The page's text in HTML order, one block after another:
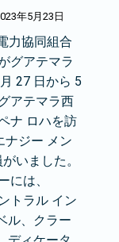
年5月23日
力協同組合
グアテマラ
27 日から 5
アテマラ西
ナ ロハを訪
ナジー メン
いました。
には、
トラル イン
ル、クラー